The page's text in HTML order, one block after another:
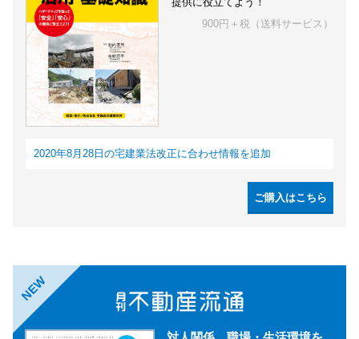
900円＋税（送料サービス）
2020年8月28日の宅建業法改正に合わせ情報を追加
ご購入はこちら
NEW